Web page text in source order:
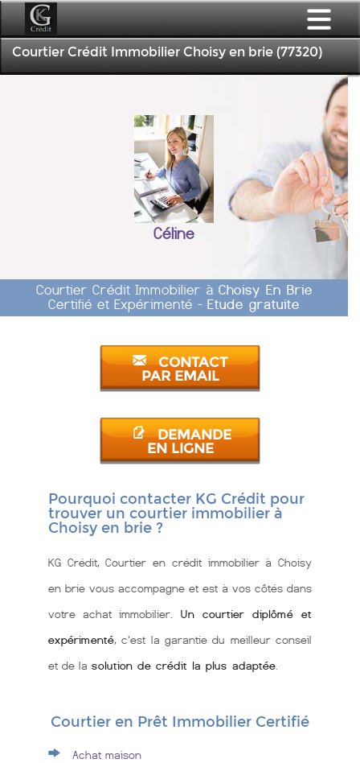
Courtier Crédit Immobilier Choisy en brie (77320)
Céline
Courtier Crédit Immobilier à Choisy En Brie
Certifié et Expérimenté - Etude gratuite
CONTACT
PAR EMAIL
DEMANDE
EN LIGNE
Pourquoi contacter KG Crédit pour
trouver un courtier immobilier à
Choisy en brie ?
KG Crédit, Courtier en crédit immobilier à Choisy
en brie vous accompagne et est à vos côtés dans
votre achat immobilier. Un courtier diplômé et
expérimenté, c'est la garantie du meilleur conseil
et de la solution de crédit la plus adaptée
Courtier en Prêt Immobilier Certifié
Achat maison